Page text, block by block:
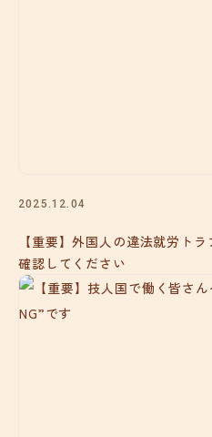
2025.12.04
【重要】外国人の違法就労ト
確認してください